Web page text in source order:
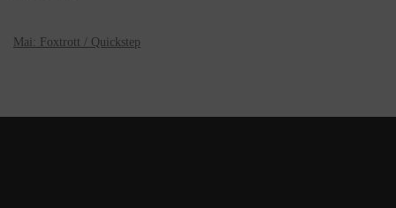
Mai: Foxtrott / Quickstep